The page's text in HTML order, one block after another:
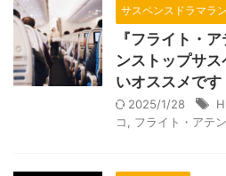
サスペンスドラマラ
『フライト・
ンストップサ
いオススメです
2025/1/28
コ
フライト・アテ